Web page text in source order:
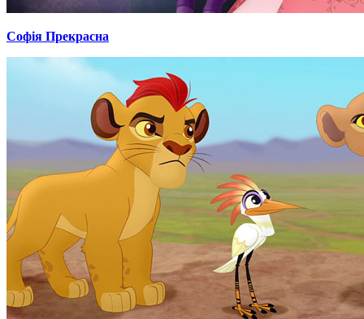
Софія Прекрасна